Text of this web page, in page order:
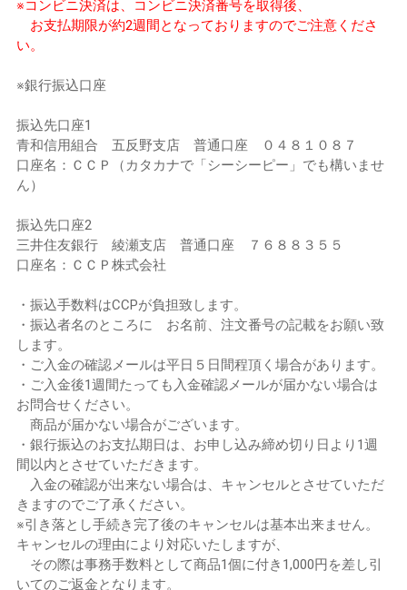
※コンビニ決済は、コンビニ決済番号を取得後、
お支払期限が約2週間となっておりますのでご注意くださ
い。
※銀行振込口座
振込先口座1
青和信用組合 五反野支店 普通口座 ０４８１０８７
口座名：ＣＣＰ（カタカナで「シーシーピー」でも構いませ
ん）
振込先口座2
三井住友銀行 綾瀬支店 普通口座 ７６８８３５５
口座名：ＣＣＰ株式会社
・振込手数料はCCPが負担致します。
・振込者名のところに お名前、注文番号の記載をお願い致
します。
・ご入金の確認メールは平日５日間程頂く場合があります。
・ご入金後1週間たっても入金確認メールが届かない場合は
お問合せください。
商品が届かない場合がございます。
・銀行振込のお支払期日は、お申し込み締め切り日より1週
間以内とさせていただきます。
入金の確認が出来ない場合は、キャンセルとさせていただ
きますのでご了承ください。
※引き落とし手続き完了後のキャンセルは基本出来ません。
キャンセルの理由により対応いたしますが、
その際は事務手数料として商品1個に付き1,000円を差し引
いてのご返金となります。